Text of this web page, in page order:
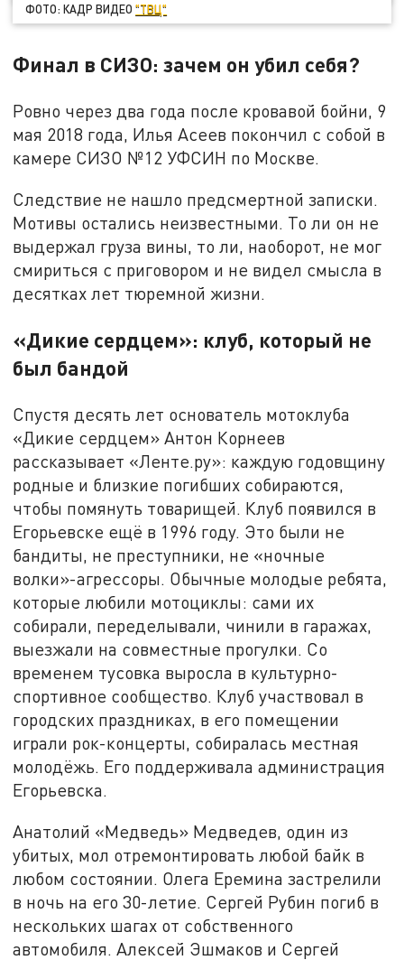
ФОТО: КАДР ВИДЕО"ТВЦ"
Финал в СИЗО: зачем он убил себя?
Ровно через два года после кровавой бойни, 9
мая 2018 года, Илья Асеев покончил с собой в
камере СИЗО №12 УФСИН по Москве.
Следствие не нашло предсмертной записки.
Мотивы остались неизвестными. То ли он не
выдержал груза вины, то ли, наоборот, не мог
смириться с приговором и не видел смысла в
десятках лет тюремной жизни.
«Дикие сердцем»: клуб, который не
был бандой
Спустя десять лет основатель мотоклуба
«Дикие сердцем» Антон Корнеев
рассказывает «Ленте.ру»: каждую годовщину
родные и близкие погибших собираются,
чтобы помянуть товарищей. Клуб появился в
Егорьевске ещё в 1996 году. Это были не
бандиты, не преступники, не «ночные
волки»-агрессоры. Обычные молодые ребята,
которые любили мотоциклы: сами их
собирали, переделывали, чинили в гаражах,
выезжали на совместные прогулки. Со
временем тусовка выросла в культурно-
спортивное сообщество. Клуб участвовал в
городских праздниках, в его помещении
играли рок-концерты, собиралась местная
молодёжь. Его поддерживала администрация
Егорьевска.
Анатолий «Медведь» Медведев, один из
убитых, мол отремонтировать любой байк в
любом состоянии. Олега Еремина застрелили
в ночь на его 30-летие. Сергей Рубин погиб в
нескольких шагах от собственного
автомобиля. Алексей Эшмаков и Сергей